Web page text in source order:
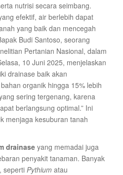
nutrisi secara seimbang.
efektif, air berlebih dapat
yang baik dan mencegah
Budi Santoso, seorang
Pertanian Nasional, dalam
10 Juni 2025, menjelaskan
drainase baik akan
organik hingga 15% lebih
sering tergenang, karena
berlangsung optimal.” Ini
menjaga kesuburan tanah
drainaseyang memadai juga
penyakit tanaman. Banyak
seperti Pythium atau